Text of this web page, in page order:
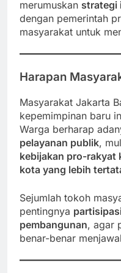
merumuskan strategi
dengan pemerintah
masyarakat untuk
Harapan
Masyarakat Jakarta
kepemimpinan baru
Warga berharap
pelayanan publik,
kebijakan pro-rakyat
kota yang lebih
Sejumlah tokoh
pentingnya
pembangunan, agar
benar-benar